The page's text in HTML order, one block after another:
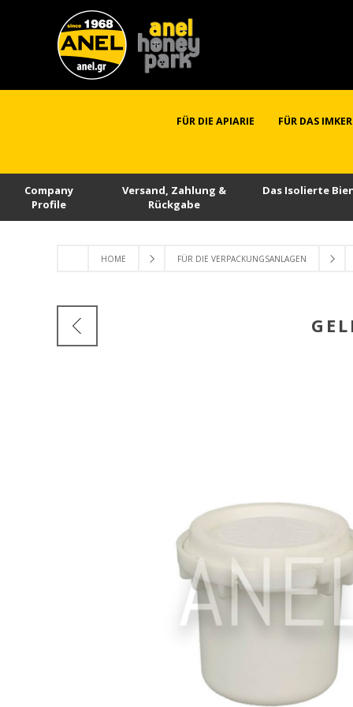
FÜR DIE APIARIE FÜR DAS
Company
Profile
Versand, Zahlung &
Rückgabe
Das Isolierte
HOME FÜR DIE VERPACKUNGSANLAGEN